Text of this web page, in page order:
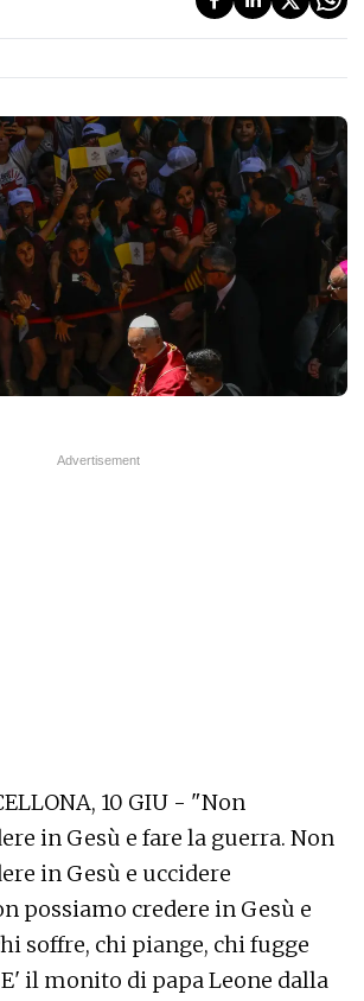
10 GIU - "Non
in Gesù e fare la guerra. Non
in Gesù e uccidere
possiamo credere in Gesù e
soffre, chi piange, chi fugge
il monito di papa Leone dalla